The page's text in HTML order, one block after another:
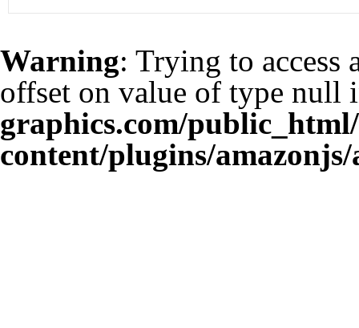
Warning: Trying to access
offset on value of type null
graphics.com/
content/plugins/